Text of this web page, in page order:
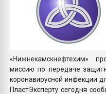
«Нижнекамскнефтехим»
миссию по передаче
коронавирусной инфекции
ПластЭксперту сегодня